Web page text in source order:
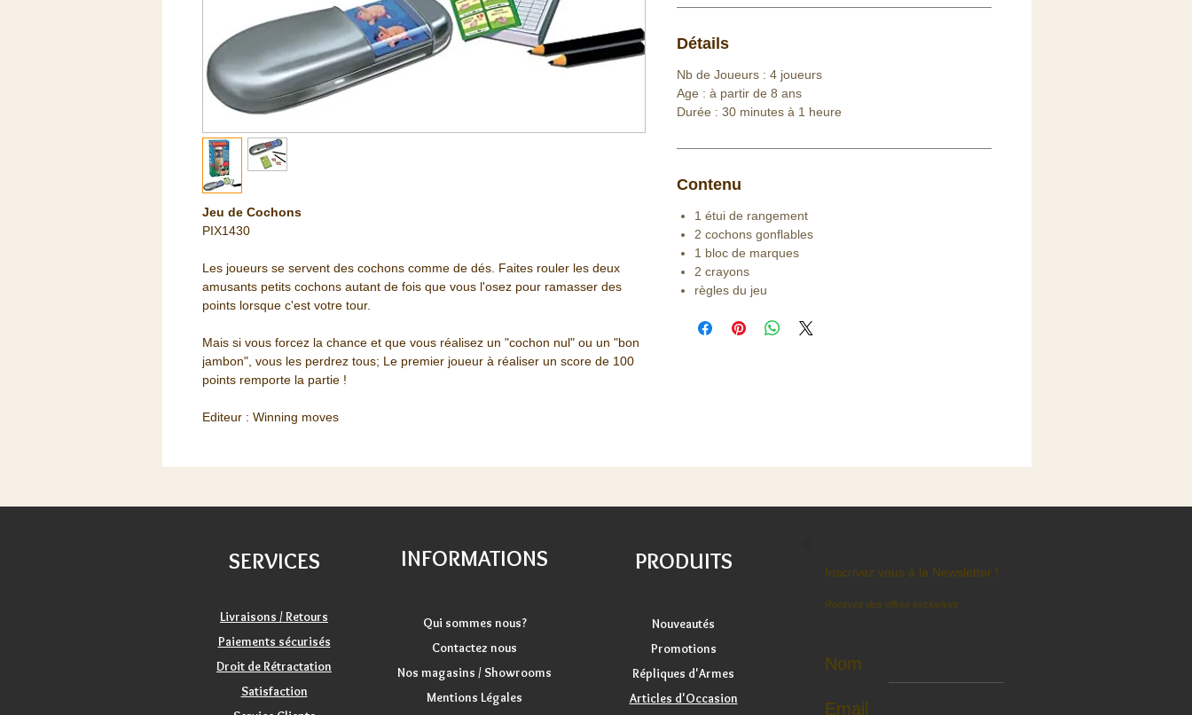
Jeu de Cochons
PIX1430
Les joueurs se servent des cochons comme de dés. Faites rouler les deux
amusants petits cochons autant de fois que vous l'osez pour ramasser des
points lorsque c'est votre tour.
Mais si vous forcez la chance et que vous réalisez un "cochon nul" ou un "bon
jambon", vous les perdrez tous; Le premier joueur à réaliser un score de 100
points remporte la partie !
Editeur : Winning moves
Détails
Nb de Joueurs : 4 joueurs
Age : à partir de 8 ans
Durée : 30 minutes à 1 heure
Contenu
1 étui de rangement
2 cochons gonflables
1 bloc de marques
2 crayons
règles du jeu
SERVICES
Livraisons / Retours
Paiements sécurisés
Droit de Rétractation
Satisfaction
INFORMATIONS
Qui sommes nous?
Contactez nous
Nos magasins / Showrooms
Mentions Légales
PRODUITS
Nouveautés
Promotions
Répliques d'Armes
Articles d'Occasion
Inscrivez vous à la Newsletter !
Recevez des offres exclusives
Nom
Email